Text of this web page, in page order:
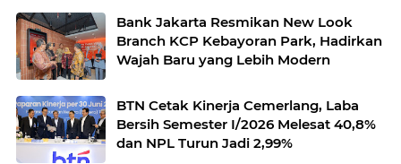
Bank Jakarta Resmikan New Look
Branch KCP Kebayoran Park, Hadirkan
Wajah Baru yang Lebih Modern
BTN Cetak Kinerja Cemerlang, Laba
Bersih Semester I/2026 Melesat 40,8%
dan NPL Turun Jadi 2,99%